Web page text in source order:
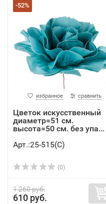
-52%
избранное сравнить
Цветок искусственный
диаметр=51 см.
высота=50 см. без упа...
Арт.:25-515(C)
(0)
1 260 руб.
610 руб.